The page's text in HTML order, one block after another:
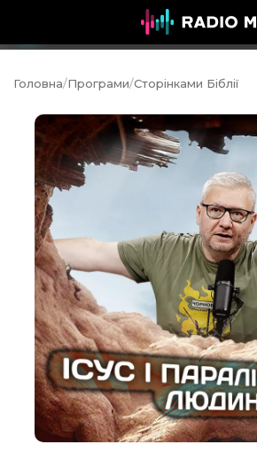
Ефір Radio M
Головна/Програми/Сторінками Біблії